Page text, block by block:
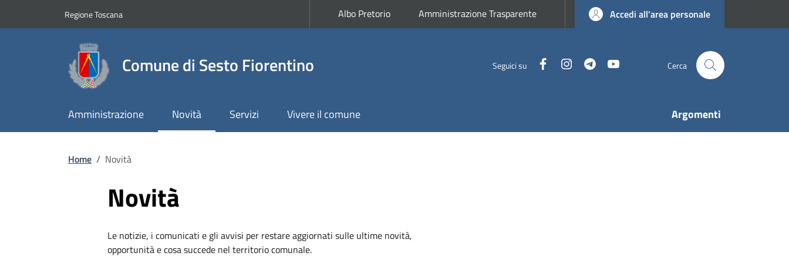
Regione ToscanaSlim top Albo Pretorio Amministrazione Trasparente Accedi all'area personale
Comune di Sesto Fiorentino Seguici su FacebookInstagramTelegram Cerca
Amministrazione Novità Servizi Vivere il comune Argomenti
Briciole di pane
Home / Novità
Novità
Le notizie, i comunicati e gli avvisi per restare aggiornati sulle ultime novità,
opportunità e cosa succede nel territorio comunale.